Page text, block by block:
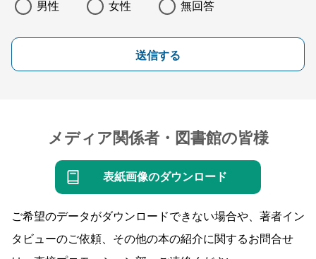
男性 女性 無回答
送信する
メディア関係者・図書館の皆様
表紙画像のダウンロード
ご希望のデータがダウンロードできない場合や、著者イン
タビューのご依頼、その他の本の紹介に関するお問合せ